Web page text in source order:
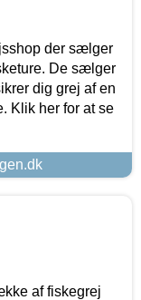
der sælger
De sælger
dig grej af en
Klik her for at se
af fiskegrej